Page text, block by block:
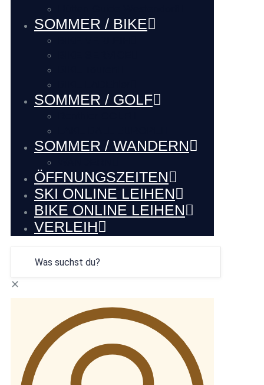
SOMMER / BIKE
SOMMER / GOLF
SOMMER / WANDERN
ÖFFNUNGSZEITEN
SKI ONLINE LEIHEN
BIKE ONLINE LEIHEN
VERLEIH
✕